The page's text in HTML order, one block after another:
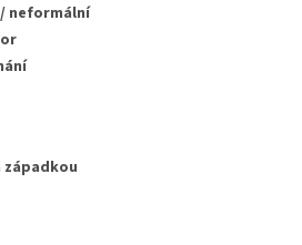
neformální
západkou